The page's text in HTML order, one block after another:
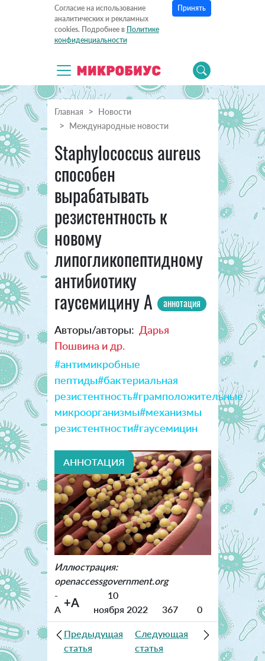
Согласие на использование
аналитических и рекламных
cookies. Подробнее в Политике
конфиденциальности
Принять
Главная
Новости
Международные новости
Staphylococcus aureus
способен
вырабатывать
резистентность к
новому
липогликопептидному
антибиотику
гаусемицину А
аннотация
Авторы/авторы: Дарья
Пошвина и др.
#антимикробные
пептиды#бактериальная
резистентность#грамположительные
микроорганизмы#механизмы
резистентности#гаусемицин
АННОТАЦИЯ
Иллюстрация:
openaccessgovernment.org
-
A +A
10
ноября 2022
367 0
Предыдущая
статья
Следующая
статья